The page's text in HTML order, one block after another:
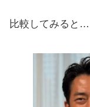
比較してみると…